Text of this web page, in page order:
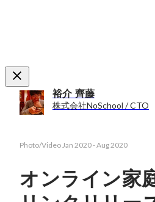
裕介 齊藤
株式会社NoSchool / CTO
Photo/VideoJan 2020-Aug 2020
オンライン家